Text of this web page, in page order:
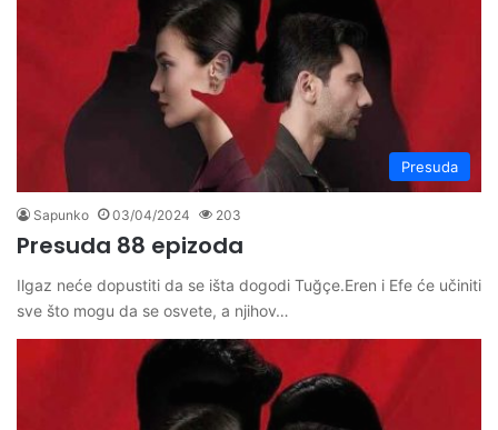
Presuda
Sapunko 03/04/2024 203
Presuda 88 epizoda
Ilgaz neće dopustiti da se išta dogodi Tuğçe.Eren i Efe će učiniti
sve što mogu da se osvete, a njihov…